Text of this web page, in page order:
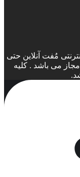
مُفت آنلاین حتی
می باشد . کلیه